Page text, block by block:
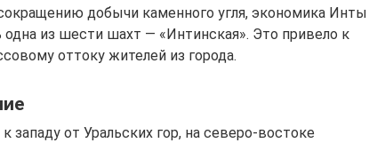
добычи каменного угля, экономика Инты
из шести шахт — «Интинская». Это привело к
оттоку жителей из города.
западу от Уральских гор, на северо-востоке